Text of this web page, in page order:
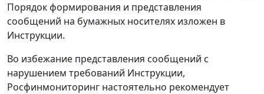
Порядок формирования и представления
сообщений на бумажных носителях изложен в
Инструкции.
Во избежание представления сообщений с
нарушением требований Инструкции,
Росфинмониторинг настоятельно рекомендует